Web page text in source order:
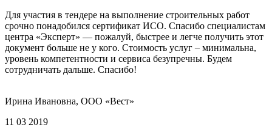
Для участия в тендере на выполнение строительных работ
срочно понадобился сертификат ИСО. Спасибо специалистам
центра «Эксперт» — пожалуй, быстрее и легче получить этот
документ больше не у кого. Стоимость услуг – минимальна,
уровень компетентности и сервиса безупречны. Будем
сотрудничать дальше. Спасибо!
Ирина Ивановна, ООО «Вест»
11 03 2019